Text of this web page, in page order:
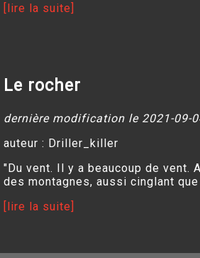
[lire la suite]
Le rocher
dernière modification le 2021-09-
auteur : Driller_killer
"Du vent. Il y a beaucoup de vent.
des montagnes, aussi cinglant
[lire la suite]